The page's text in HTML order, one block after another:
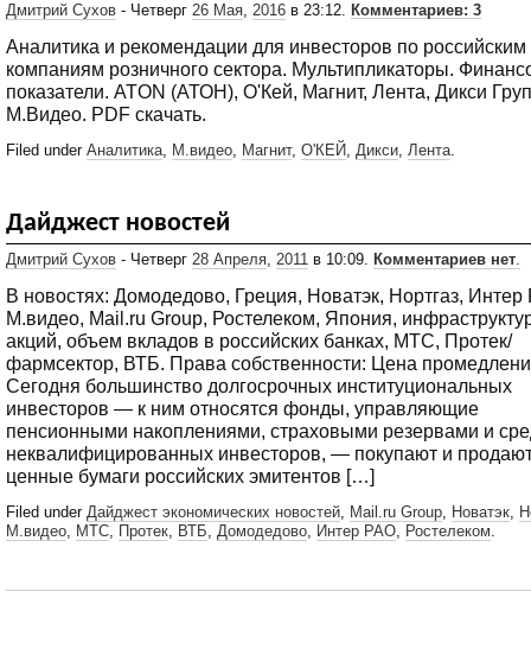
Дмитрий Сухов - Четверг 26 Мая, 2016 в 23:12. Комментариев: 3
Аналитика и рекомендации для инвесторов по российским
компаниям розничного сектора. Мультипликаторы.
показатели. ATON (АТОН), О'Кей, Магнит, Лента, Дикси
М.Видео. PDF скачать.
Filed under Аналитика М.видео Магнит, О'КЕЙ Дикси Лента
Дайджест новостей
Дмитрий Сухов - Четверг 28 Апреля 2011 в 10:09. Комментариев нет
В новостях: Домодедово, Греция, Новатэк, Нортгаз,
М.видео, Mail.ru Group, Ростелеком, Япония,
акций, объем вкладов в российских банках, МТС, Протек/
фармсектор, ВТБ. Права собственности: Цена
Сегодня большинство долгосрочных институциональных
инвесторов — к ним относятся фонды, управляющие
пенсионными накоплениями, страховыми резервами и
неквалифицированных инвесторов, — покупают и
ценные бумаги российских эмитентов […]
Filed under Дайджест экономических новостей Mail.ru Group Новатэк
М.видео МТС Протек ВТБ Домодедово Интер РАО Ростелеком